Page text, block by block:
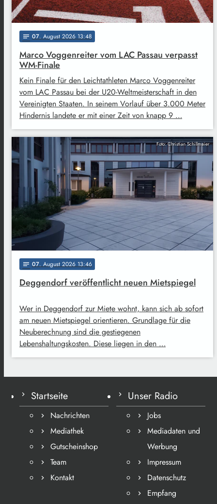
notes 07. August 2026 13:48
Marco Voggenreiter vom LAC Passau verpasst
WM-Finale
Kein Finale für den Leichtathleten Marco Voggenreiter
vom LAC Passau bei der U20-Weltmeisterschaft in den
Vereinigten Staaten. In seinem Vorlauf über 3.000 Meter
Hindernis landete er mit einer Zeit von knapp 9 …
Foto: Christian Schillmaier
notes 07. August 2026 13:46
Deggendorf veröffentlicht neuen Mietspiegel
Wer in Deggendorf zur Miete wohnt, kann sich ab sofort
am neuen Mietspiegel orientieren. Grundlage für die
Neuberechnung sind die gestiegenen
Lebenshaltungskosten. Diese liegen in den …
Startseite
Nachrichten
Mediathek
Gutscheinshop
Team
Kontakt
Unser Radio
Jobs
Mediadaten und
Werbung
Impressum
Datenschutz
Empfang